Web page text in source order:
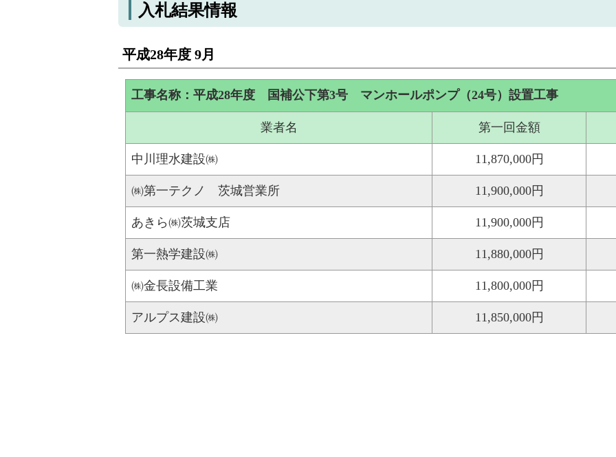
入札結果情報
平成28年度 9月
工事名称：平成28年度 国補公下第3号 マンホールポンプ（24号）設置工事
業者名 第一回金額
中川理水建設㈱ 11,870,000円
㈱第一テクノ 茨城営業所 11,900,000円
あきら㈱茨城支店 11,900,000円
第一熱学建設㈱ 11,880,000円
㈱金長設備工業 11,800,000円
アルプス建設㈱ 11,850,000円